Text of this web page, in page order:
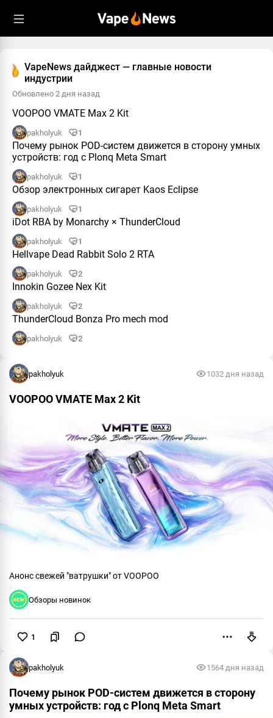
VapeNews дайджест — главные новости
индустрии
Обновлено 2 дня назад
VOOPOO VMATE Max 2 Kit
pakholyuk 1
Почему рынок POD-систем движется в сторону умных
устройств: год с Plonq Meta Smart
pakholyuk 1
Обзор электронных сигарет Kaos Eclipse
pakholyuk 1
iDot RBA by Monarchy × ThunderCloud
pakholyuk 1
Hellvape Dead Rabbit Solo 2 RTA
pakholyuk 2
Innokin Gozee Nex Kit
pakholyuk 2
ThunderCloud Bonza Pro mech mod
pakholyuk 2
pakholyuk 1032 дня назад
VOOPOO VMATE Max 2 Kit
Анонс свежей "ватрушки" от VOOPOO
Обзоры новинок
1
pakholyuk 1564 дня назад
Почему рынок POD-систем движется в сторону
умных устройств: год с Plonq Meta Smart
Пожаловаться